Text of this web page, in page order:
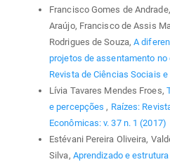
Francisco Gomes de
Araújo, Francisco de Assis
Rodrigues de Souza, A
projetos de assentamento
Revista de Ciências Sociais
Lívia Tavares Mendes Froes,
e percepções, Raízes:
Econômicas: v. 37 n. 1 (2017)
Estévani Pereira Oliveira,
Silva, Aprendizado e